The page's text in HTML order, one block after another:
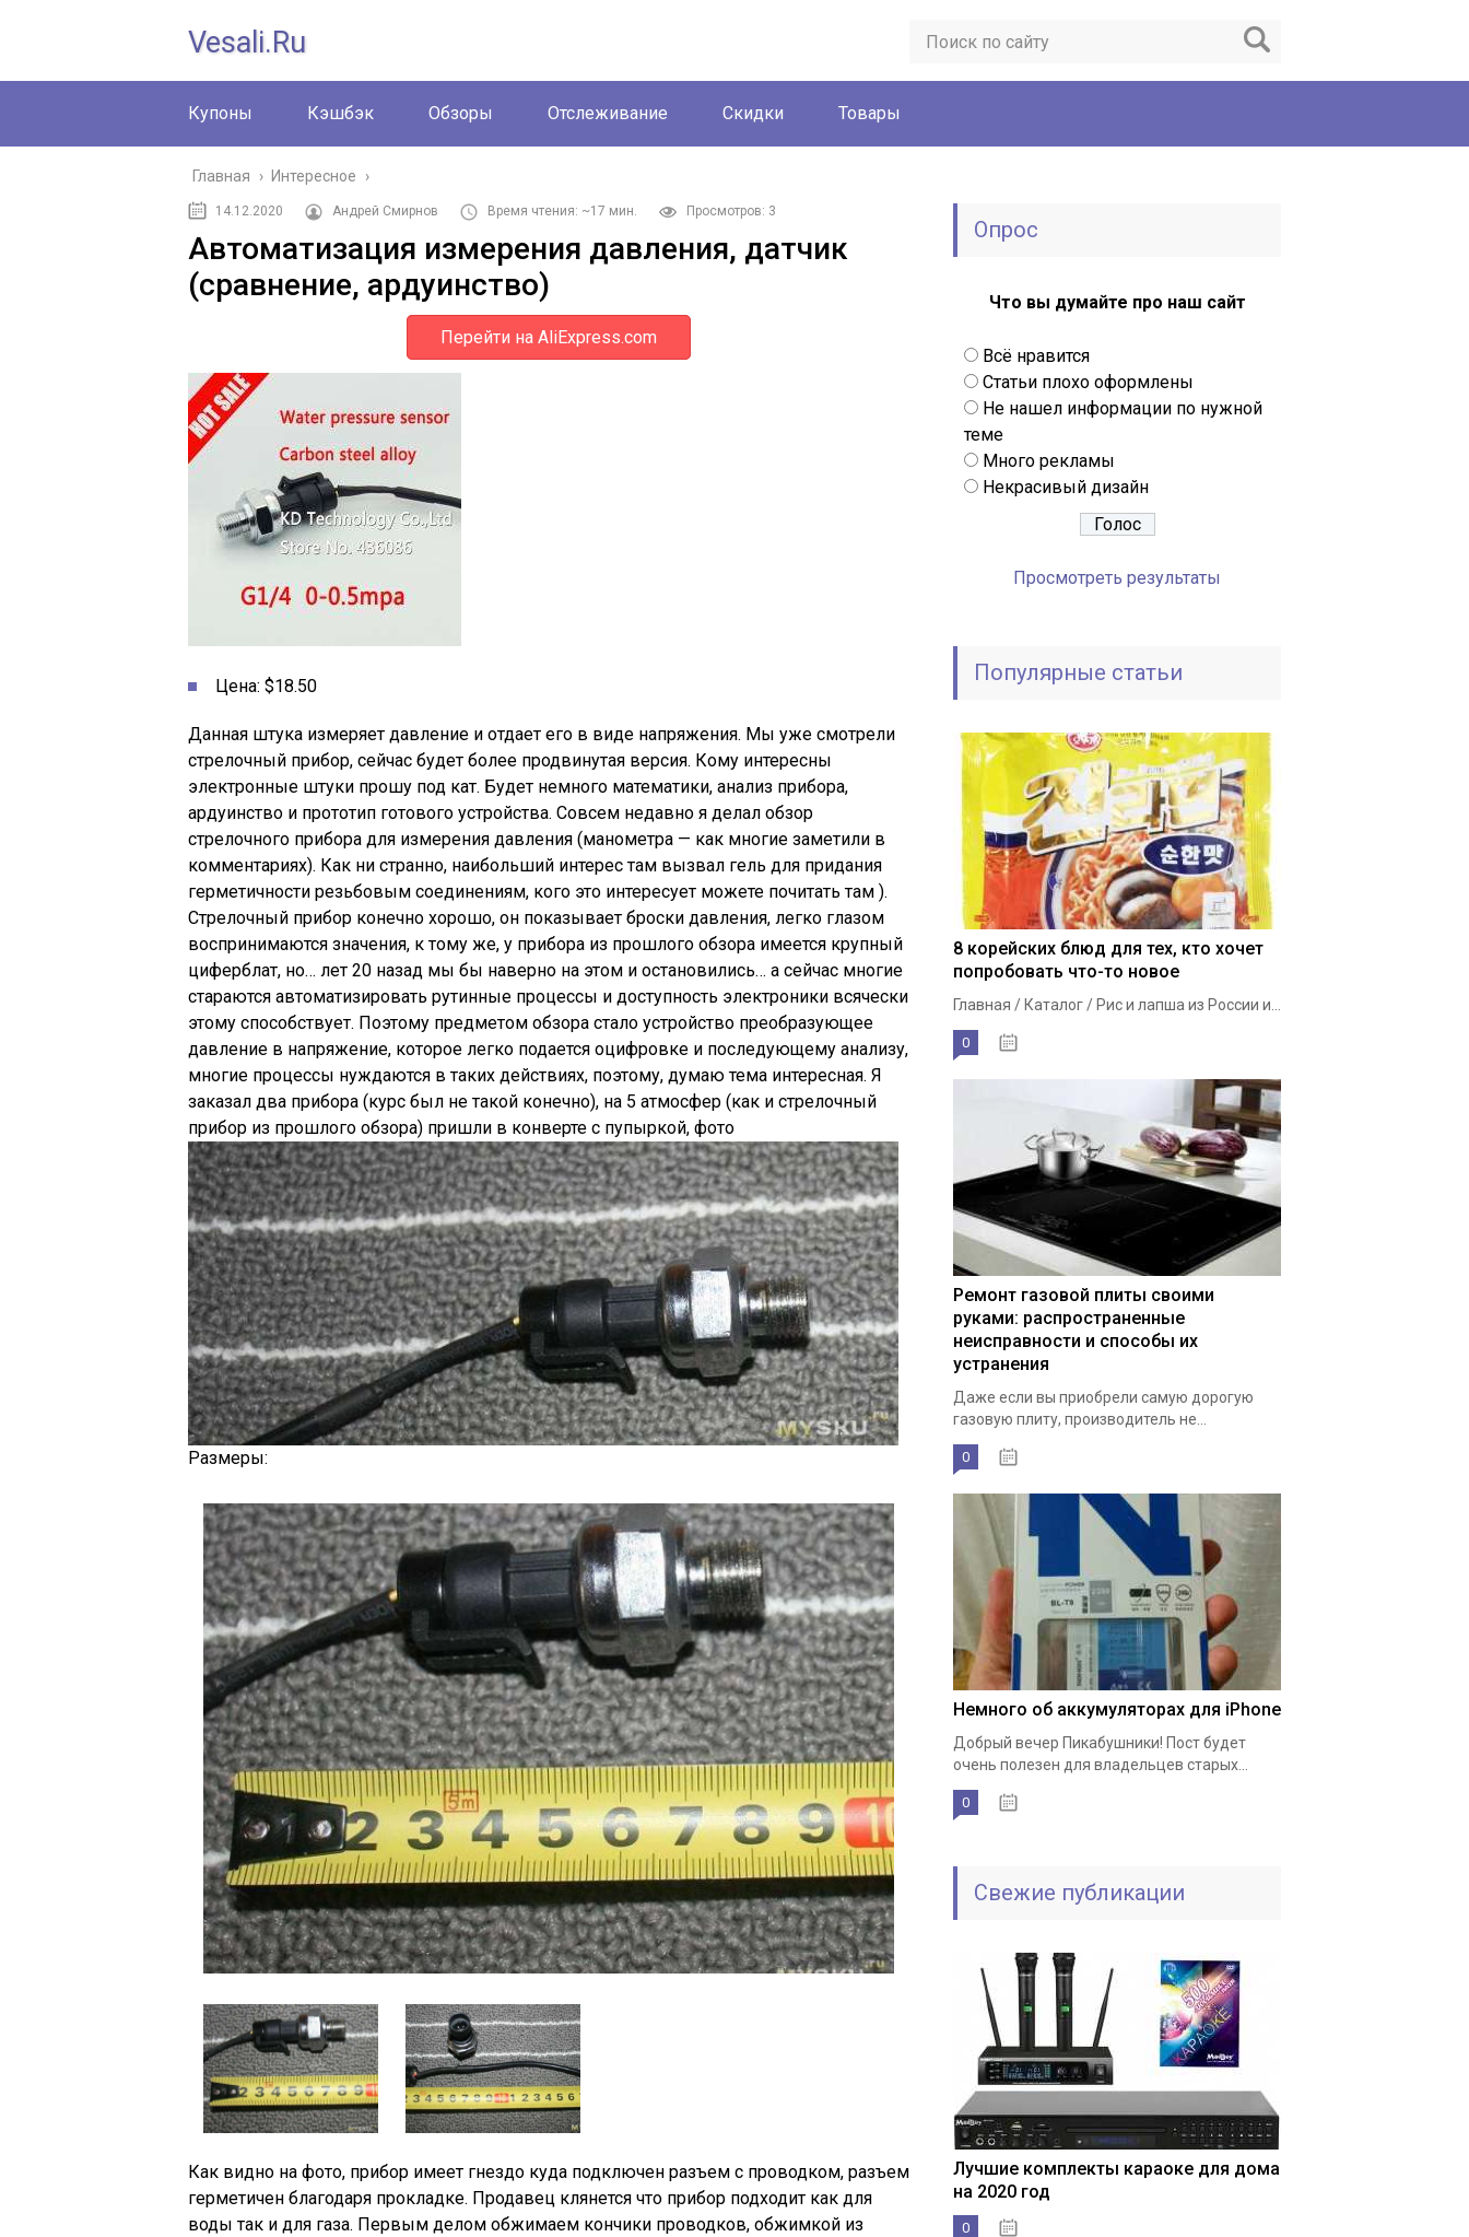
Vesali.ru
Купоны Кэшбэк Обзоры Отслеживание Скидки Товары
Главная › Интересное ›
14.12.2020 Андрей Смирнов Время чтения: ~17 мин. Просмотров: 3
Автоматизация измерения давления, датчик
(сравнение, ардуинство)
Перейти на AliExpress.com
Цена: $18.50
Данная штука измеряет давление и отдает его в виде напряжения. Мы уже смотрели
стрелочный прибор, сейчас будет более продвинутая версия. Кому интересны
электронные штуки прошу под кат. Будет немного математики, анализ прибора,
ардуинство и прототип готового устройства. Совсем недавно я делал обзор
стрелочного прибора для измерения давления (манометра — как многие заметили в
комментариях). Как ни странно, наибольший интерес там вызвал гель для придания
герметичности резьбовым соединениям, кого это интересует можете почитать там ).
Стрелочный прибор конечно хорошо, он показывает броски давления, легко глазом
воспринимаются значения, к тому же, у прибора из прошлого обзора имеется крупный
циферблат, но… лет 20 назад мы бы наверно на этом и остановились… а сейчас многие
стараются автоматизировать рутинные процессы и доступность электроники всячески
этому способствует. Поэтому предметом обзора стало устройство преобразующее
давление в напряжение, которое легко подается оцифровке и последующему анализу,
многие процессы нуждаются в таких действиях, поэтому, думаю тема интересная. Я
заказал два прибора (курс был не такой конечно), на 5 атмосфер (как и стрелочный
прибор из прошлого обзора) пришли в конверте с пупыркой, фото
Размеры:
Как видно на фото, прибор имеет гнездо куда подключен разъем с проводком, разъем
герметичен благодаря прокладке. Продавец клянется что прибор подходит как для
воды так и для газа. Первым делом обжимаем кончики проводков, обжимкой из
Опрос
Что вы думайте про наш сайт
Всё нравится
Статьи плохо оформлены
Не нашел информации по нужной
теме
Много рекламы
Некрасивый дизайн
Просмотреть результаты
Популярные статьи
8 корейских блюд для тех, кто хочет
попробовать что-то новое
Главная / Каталог / Рис и лапша из России и...
0
Ремонт газовой плиты своими
руками: распространенные
неисправности и способы их
устранения
Даже если вы приобрели самую дорогую
газовую плиту, производитель не...
0
Немного об аккумуляторах для iPhone
Добрый вечер Пикабушники! Пост будет
очень полезен для владельцев старых...
0
Свежие публикации
Лучшие комплекты караоке для дома
на 2020 год
0